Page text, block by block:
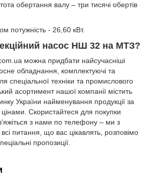
обертання валу – три тисячі обертів
потужність - 26,60 кВт.
насос НШ 32 на МТЗ?
можна придбати найсучасніші
обладнання, комплектуючі та
спеціальної техніки та промислового
асортимент нашої компанії містить
України найменування продукції за
Скористайтеся для покупки
з нами по телефону – ми з
питання, що вас цікавлять, розповімо
пропозиції.